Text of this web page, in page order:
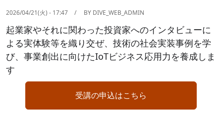
2026/04/21(火) - 17:47 BY DIVE_WEB_ADMIN
起業家やそれに関わった投資家へのインタビューに
よる実体験等を織り交ぜ、技術の社会実装事例を学
び、事業創出に向けたIoTビジネス応用力を養成しま
す
受講の申込はこちら